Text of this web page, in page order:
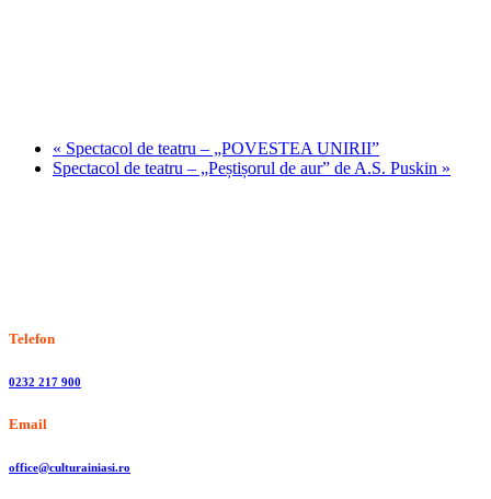
« Spectacol de teatru – „POVESTEA UNIRII”
Spectacol de teatru – „Peștișorul de aur” de A.S. Puskin »
Telefon
0232 217 900
Email
office@culturainiasi.ro